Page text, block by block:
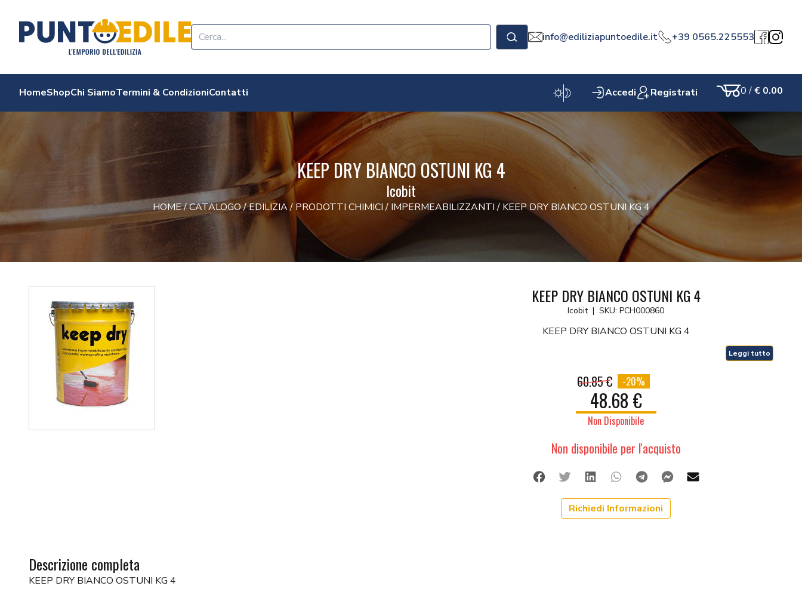
Edilizia Punto Edile
Cerca info@ediliziapuntoedile.it +39 0565.225553Facebook
HomeShopChi SiamoTermini & CondizioniContatti Accedi Registrati Carrello
0/€ 0.00
KEEP DRY BIANCO OSTUNI KG 4
Icobit
HOME/CATALOGO/EDILIZIA/ PRODOTTI CHIMICI / IMPERMEABILIZZANTI / KEEP DRY BIANCO OSTUNI KG 4
KEEP DRY BIANCO OSTUNI KG 4
Icobit | SKU: PCH000860
KEEP DRY BIANCO OSTUNI KG 4
Leggi tutto
60.85 € -20%
48.68 €
Non Disponibile
Non disponibile per l'acquisto
FacebookTwitterLinkedinWhatsappTelegramFacebook Messenger
Richiedi Informazioni
Descrizione completa
KEEP DRY BIANCO OSTUNI KG 4